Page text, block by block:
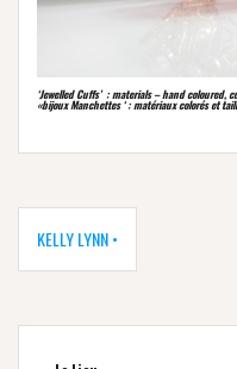
‘Jewelled Cuffs’ : materials – hand coloured,
«bijoux Manchettes ‘ : matériaux colorés et
Navigation
l’article
KELLY LYNN •